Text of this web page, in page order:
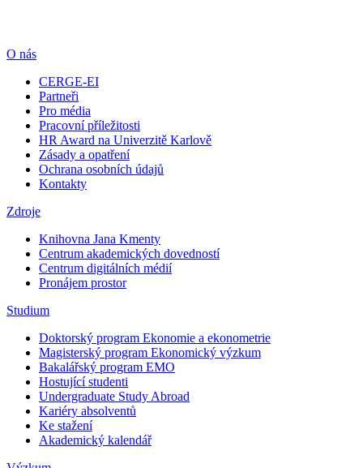
O nás
CERGE-EI
Partneři
Pro média
Pracovní příležitosti
HR Award na Univerzitě Karlově
Zásady a opatření
Ochrana osobních údajů
Kontakty
Zdroje
Knihovna Jana Kmenty
Centrum akademických dovedností
Centrum digitálních médií
Pronájem prostor
Studium
Doktorský program Ekonomie a ekonometrie
Magisterský program Ekonomický výzkum
Bakalářský program EMO
Hostující studenti
Undergraduate Study Abroad
Kariéry absolventů
Ke stažení
Akademický kalendář